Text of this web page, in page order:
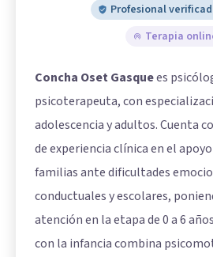
Profesional
Terapia
Concha Oset Gasquees
psicoterapeuta, con
adolescencia y adultos. Cuenta
de experiencia clínica en el
familias ante dificultades
conductuales y escolares,
atención en la etapa de 0 a 6
con la infancia combina